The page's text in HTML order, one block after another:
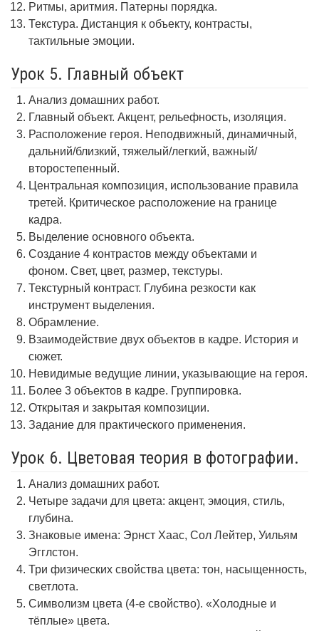
Ритмы, аритмия. Патерны порядка.
Текстура. Дистанция к объекту, контрасты,
тактильные эмоции.
Урок 5. Главный объект
Анализ домашних работ.
Главный объект. Акцент, рельефность, изоляция.
Расположение героя. Неподвижный, динамичный,
дальний/близкий, тяжелый/легкий, важный/
второстепенный.
Центральная композиция, использование правила
третей. Критическое расположение на границе
кадра.
Выделение основного объекта.
Создание 4 контрастов между объектами и
фоном. Свет, цвет, размер, текстуры.
Текстурный контраст. Глубина резкости как
инструмент выделения.
Обрамление.
Взаимодействие двух объектов в кадре. История и
сюжет.
Невидимые ведущие линии, указывающие на героя.
Более 3 объектов в кадре. Группировка.
Открытая и закрытая композиции.
Задание для практического применения.
Урок 6. Цветовая теория в фотографии.
Анализ домашних работ.
Четыре задачи для цвета: акцент, эмоция, стиль,
глубина.
Знаковые имена: Эрнст Хаас, Сол Лейтер, Уильям
Эгглстон.
Три физических свойства цвета: тон, насыщенность,
светлота.
Символизм цвета (4-е свойство). «Холодные и
тёплые» цвета.